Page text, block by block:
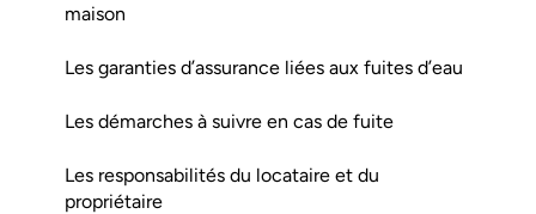
maison
Les garanties d’assurance liées aux fuites d’eau
Les démarches à suivre en cas de fuite
Les responsabilités du locataire et du
propriétaire